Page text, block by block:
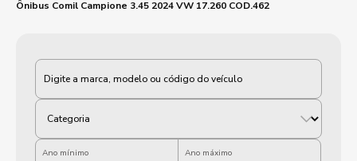
Ônibus Comil Campione 3.45 2024 VW 17.260 COD.462
Categoria
Ano mínimo Ano máximo